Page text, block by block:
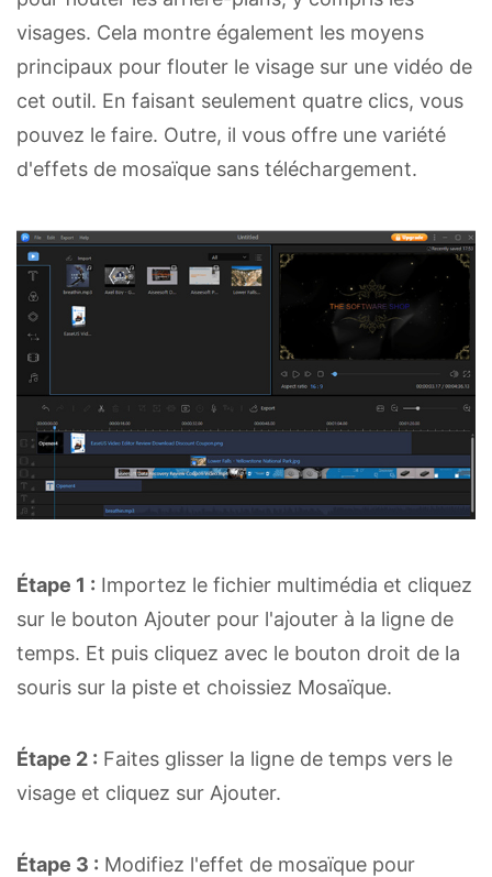
visages. Cela montre également les moyens
principaux pour flouter le visage sur une vidéo de
cet outil. En faisant seulement quatre clics, vous
pouvez le faire. Outre, il vous offre une variété
d'effets de mosaïque sans téléchargement.
Étape 1 : Importez le fichier multimédia et cliquez
sur le bouton Ajouter pour l'ajouter à la ligne de
temps. Et puis cliquez avec le bouton droit de la
souris sur la piste et choissiez Mosaïque.
Étape 2 : Faites glisser la ligne de temps vers le
visage et cliquez sur Ajouter.
Étape 3 : Modifiez l'effet de mosaïque pour